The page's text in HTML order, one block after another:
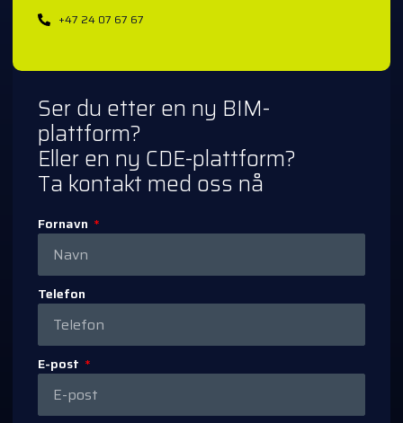
+47 24 07 67 67
Ser du etter en ny BIM-
plattform?
Eller en ny CDE-plattform?
Ta kontakt med oss nå
Fornavn
Telefon
E-post